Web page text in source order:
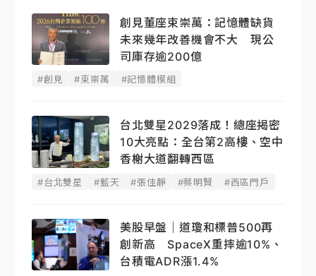
創見董座束崇萬：記憶體缺貨
未來幾年改善機會不大 現公
司庫存逾200億
#創見 #束崇萬 #記憶體模組
台北雙星2029落成！總座揭密
10大亮點：全台第2高樓、空中
香榭大道翻轉西區
#台北雙星 #藍天 #張佳靜 #蔡明賢 #西區門戶
美股早盤｜道瓊和標普500再
創新高 SpaceX重摔逾10%、
台積電ADR漲1.4%